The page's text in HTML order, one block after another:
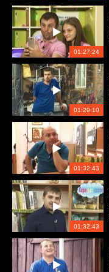
01:27:24
01:29:10
01:32:43
01:32:43